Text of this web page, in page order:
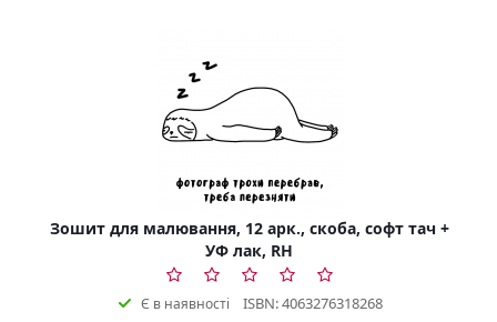
Зошит для малювання, 12 арк., скоба, софт тач +
УФ лак, RH
Є в наявності ISBN: 4063276318268